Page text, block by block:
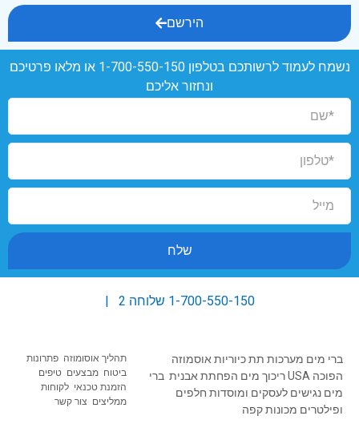
הירשם
נשמח לעמוד לרשותכם בטלפון1-700-550-150 או מלאו פרטיכם
ונחזור אליכם
שלח
1-700-550-150 שלוחה 2 |
ברי מים מערכות תת כיוריות אוסמוזה
הפוכה USA
ריכוך מים הפחתת אבנית ברי
מים נגישים לעסקים ומוסדות חלפים
ופילטרים מכונות קפה
תהליך אוסומוזה פתרונות
ביטוח מבצעים טיפים
הזמנת טכנאי לקוחות
ממליצים צור קשר